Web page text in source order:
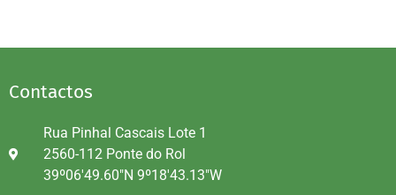
Contactos
Rua Pinhal Cascais Lote 1
2560-112 Ponte do Rol
39º06'49.60"N 9º18'43.13"W